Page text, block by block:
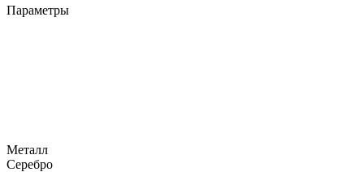
Параметры
Металл
Серебро